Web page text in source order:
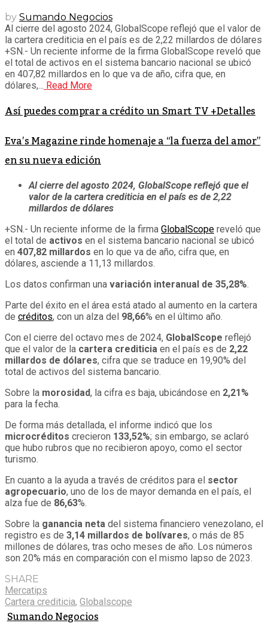
by Sumando Negocios
Al cierre del agosto 2024, GlobalScope reflejó que el valor de
la cartera crediticia en el país es de 2,22 millardos de dólares
+SN.- Un reciente informe de la firma GlobalScope reveló que
el total de activos en el sistema bancario nacional se ubicó
en 407,82 millardos en lo que va de año, cifra que, en
dólares,... Read More
Así puedes comprar a crédito un Smart TV +Detalles
Eva’s Magazine rinde homenaje a “la fuerza del amor”
en su nueva edición
Al cierre del agosto 2024, GlobalScope reflejó que el
valor de la cartera crediticia en el país es de 2,22
millardos de dólares
+SN.- Un reciente informe de la firma GlobalScope reveló que
el total de activos en el sistema bancario nacional se ubicó
en 407,82 millardos en lo que va de año, cifra que, en
dólares, asciende a 11,13 millardos.
Los datos confirman una variación interanual de 35,28%.
Parte del éxito en el área está atado al aumento en la cartera
de créditos, con un alza del 98,66% en el último año.
Con el cierre del octavo mes de 2024, GlobalScope reflejó
que el valor de la cartera crediticia en el país es de 2,22
millardos de dólares, cifra que se traduce en 19,90% del
total de activos del sistema bancario.
Sobre la morosidad, la cifra es baja, ubicándose en 2,21%
para la fecha.
De forma más detallada, el informe indicó que los
microcréditos crecieron 133,52%; sin embargo, se aclaró
que hubo rubros que no recibieron apoyo, como el sector
turismo.
En cuanto a la ayuda a través de créditos para el sector
agropecuario, uno de los de mayor demanda en el país, el
alza fue de 86,63%.
Sobre la ganancia neta del sistema financiero venezolano, el
registro es de 3,14 millardos de bolívares, o más de 85
millones de dólares, tras ocho meses de año. Los números
son 20% más en comparación con el mismo lapso de 2023.
SHARE
Mercatips
Cartera crediticia, Globalscope
Sumando Negocios